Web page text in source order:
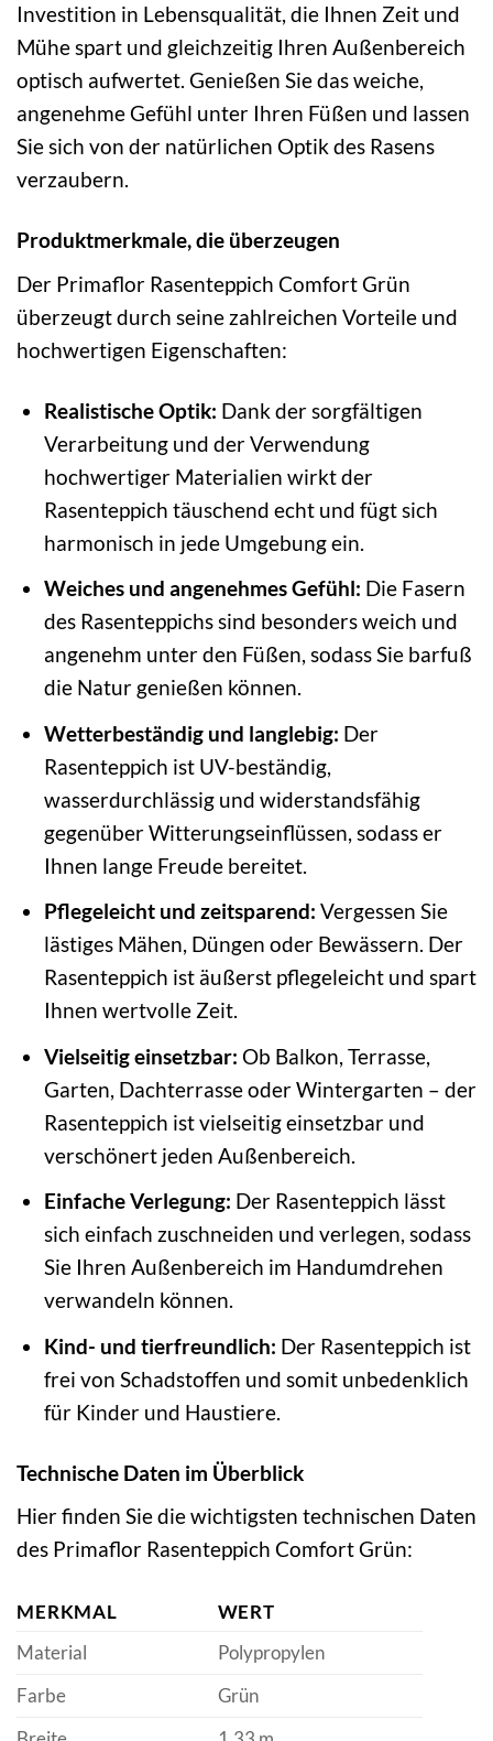
Investition in Lebensqualität, die Ihnen Zeit und
Mühe spart und gleichzeitig Ihren Außenbereich
optisch aufwertet. Genießen Sie das weiche,
angenehme Gefühl unter Ihren Füßen und lassen
Sie sich von der natürlichen Optik des Rasens
verzaubern.
Produktmerkmale, die überzeugen
Der Primaflor Rasenteppich Comfort Grün
überzeugt durch seine zahlreichen Vorteile und
hochwertigen Eigenschaften:
Realistische Optik: Dank der sorgfältigen
Verarbeitung und der Verwendung
hochwertiger Materialien wirkt der
Rasenteppich täuschend echt und fügt sich
harmonisch in jede Umgebung ein.
Weiches und angenehmes Gefühl: Die Fasern
des Rasenteppichs sind besonders weich und
angenehm unter den Füßen, sodass Sie barfuß
die Natur genießen können.
Wetterbeständig und langlebig: Der
Rasenteppich ist UV-beständig,
wasserdurchlässig und widerstandsfähig
gegenüber Witterungseinflüssen, sodass er
Ihnen lange Freude bereitet.
Pflegeleicht und zeitsparend: Vergessen Sie
lästiges Mähen, Düngen oder Bewässern. Der
Rasenteppich ist äußerst pflegeleicht und spart
Ihnen wertvolle Zeit.
Vielseitig einsetzbar: Ob Balkon, Terrasse,
Garten, Dachterrasse oder Wintergarten – der
Rasenteppich ist vielseitig einsetzbar und
verschönert jeden Außenbereich.
Einfache Verlegung: Der Rasenteppich lässt
sich einfach zuschneiden und verlegen, sodass
Sie Ihren Außenbereich im Handumdrehen
verwandeln können.
Kind- und tierfreundlich: Der Rasenteppich ist
frei von Schadstoffen und somit unbedenklich
für Kinder und Haustiere.
Technische Daten im Überblick
Hier finden Sie die wichtigsten technischen Daten
des Primaflor Rasenteppich Comfort Grün:
MERKMAL
WERT
Material
Polypropylen
Farbe
Grün